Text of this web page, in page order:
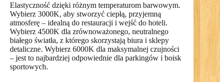
Elastyczność dzięki różnym temperaturom barwowym.
Wybierz 3000K, aby stworzyć ciepłą, przyjemną
atmosferę – idealną do restauracji i wejść do hoteli.
Wybierz 4500K dla zrównoważonego, neutralnego
białego światła, z którego skorzystają biura i sklepy
detaliczne. Wybierz 6000K dla maksymalnej czujności
– jest to najbardziej odpowiednie dla parkingów i boisk
sportowych.